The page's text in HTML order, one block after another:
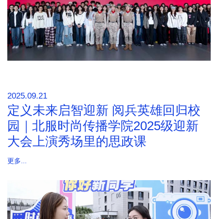
2025.09.21
定义未来启智迎新 阅兵英雄回归校
园｜北服时尚传播学院2025级迎新
大会上演秀场里的思政课
更多...